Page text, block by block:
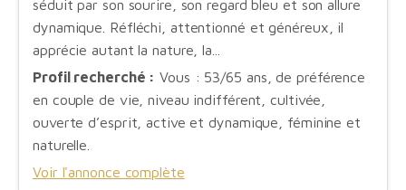
séduit par son sourire, son regard bleu et son allure
dynamique. Réfléchi, attentionné et généreux, il
apprécie autant la nature, la...
Profil recherché : Vous : 53/65 ans, de préférence
en couple de vie, niveau indifférent, cultivée,
ouverte d’esprit, active et dynamique, féminine et
naturelle.
Voir l'annonce complète